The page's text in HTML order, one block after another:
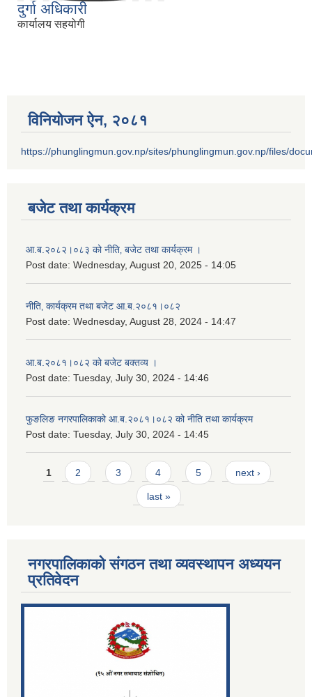
दुर्गा अधिकारी
कार्यालय सहयोगी
विनियोजन ऐन‚ २०८१
https://phunglingmun.gov.np/sites/phunglingmun.gov.np/files/
बजेट तथा कार्यक्रम
आ.ब.२०८२।०८३ को नीति‚ बजेट तथा कार्यक्रम ।
Post date: Wednesday, August 20, 2025 - 14:05
नीति‚ कार्यक्रम तथा बजेट आ.ब.२०८१।०८२
Post date: Wednesday, August 28, 2024 - 14:47
आ.ब.२०८१।०८२ को बजेट बक्तव्य ।
Post date: Tuesday, July 30, 2024 - 14:46
फुङलिङ नगरपालिकाको आ.ब.२०८१।०८२ को नीति तथा कार्यक्रम
Post date: Tuesday, July 30, 2024 - 14:45
Pages
1 2 3 4 5 next ›
last »
नगरपालिकाको संगठन तथा व्यवस्थापन अध्ययन
प्रतिवेदन